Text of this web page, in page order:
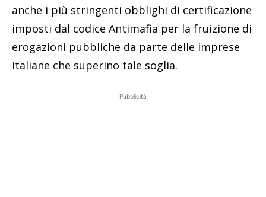
anche i più stringenti obblighi di certificazione
imposti dal codice Antimafia per la fruizione di
erogazioni pubbliche da parte delle imprese
italiane che superino tale soglia.
Pubblicità